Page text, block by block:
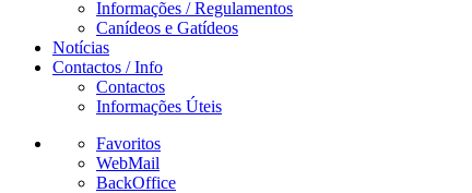
Informações / Regulamentos
Canídeos e Gatídeos
Notícias
Contactos / Info
Contactos
Informações Úteis
Favoritos
WebMail
BackOffice